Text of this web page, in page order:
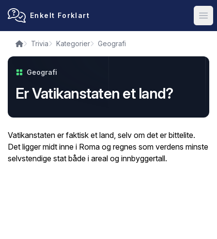
Enkelt Forklart
Trivia Kategorier Geografi
Geografi
Er Vatikanstaten et land?
Vatikanstaten er faktisk et land, selv om det er bittelite.
Det ligger midt inne i Roma og regnes som verdens minste
selvstendige stat både i areal og innbyggertall.